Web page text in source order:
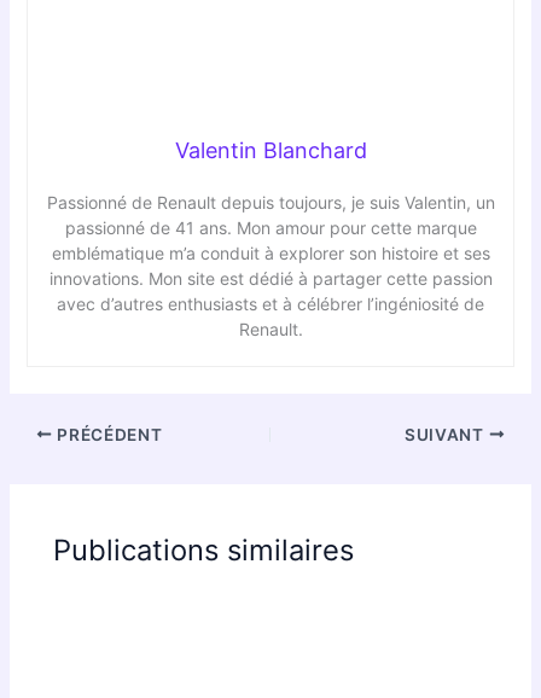
Valentin Blanchard
Passionné de Renault depuis toujours, je suis Valentin, un
passionné de 41 ans. Mon amour pour cette marque
emblématique m’a conduit à explorer son histoire et ses
innovations. Mon site est dédié à partager cette passion
avec d’autres enthusiasts et à célébrer l’ingéniosité de
Renault.
PRÉCÉDENT SUIVANT
Publications similaires